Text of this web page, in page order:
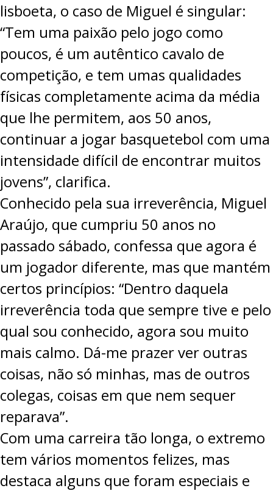
lisboeta, o caso de Miguel é singular:
“Tem uma paixão pelo jogo como
poucos, é um autêntico cavalo de
competição, e tem umas qualidades
físicas completamente acima da média
que lhe permitem, aos 50 anos,
continuar a jogar basquetebol com uma
intensidade difícil de encontrar muitos
jovens”, clarifica.
Conhecido pela sua irreverência, Miguel
Araújo, que cumpriu 50 anos no
passado sábado, confessa que agora é
um jogador diferente, mas que mantém
certos princípios: “Dentro daquela
irreverência toda que sempre tive e pelo
qual sou conhecido, agora sou muito
mais calmo. Dá-me prazer ver outras
coisas, não só minhas, mas de outros
colegas, coisas em que nem sequer
reparava”.
Com uma carreira tão longa, o extremo
tem vários momentos felizes, mas
destaca alguns que foram especiais e